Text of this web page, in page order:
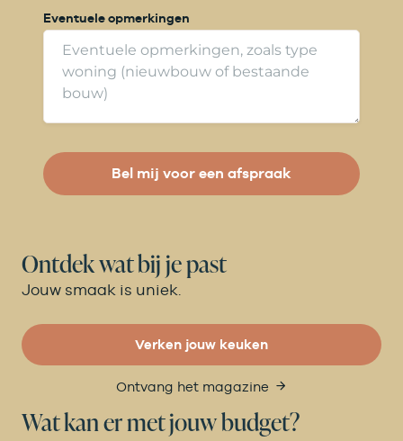
Eventuele opmerkingen
Bel mij voor een afspraak
Ontdek wat bij je past
Jouw smaak is uniek.
Verken jouw keuken
Ontvang het magazine
Wat kan er met jouw budget?